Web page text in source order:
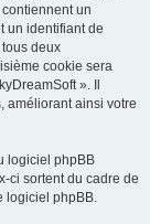
un
un identifiant de
deux
cookie sera
». Il
améliorant ainsi votre
logiciel phpBB
ci sortent du cadre de
logiciel phpBB.